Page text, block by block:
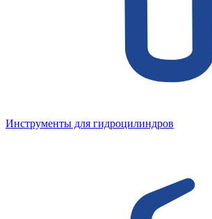
Инструменты для гидроцилиндров